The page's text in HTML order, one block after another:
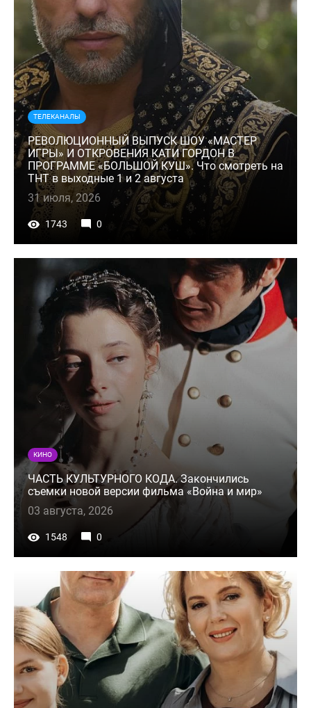
ТЕЛЕКАНАЛЫ
РЕВОЛЮЦИОННЫЙ ВЫПУСК ШОУ «МАСТЕР
ИГРЫ» И ОТКРОВЕНИЯ КАТИ ГОРДОН В
ПРОГРАММЕ «БОЛЬШОЙ КУШ». Что смотреть на
ТНТ в выходные 1 и 2 августа
31 июля, 2026
1743 0
КИНО
ЧАСТЬ КУЛЬТУРНОГО КОДА. Закончились
съемки новой версии фильма «Война и мир»
03 августа, 2026
1548 0